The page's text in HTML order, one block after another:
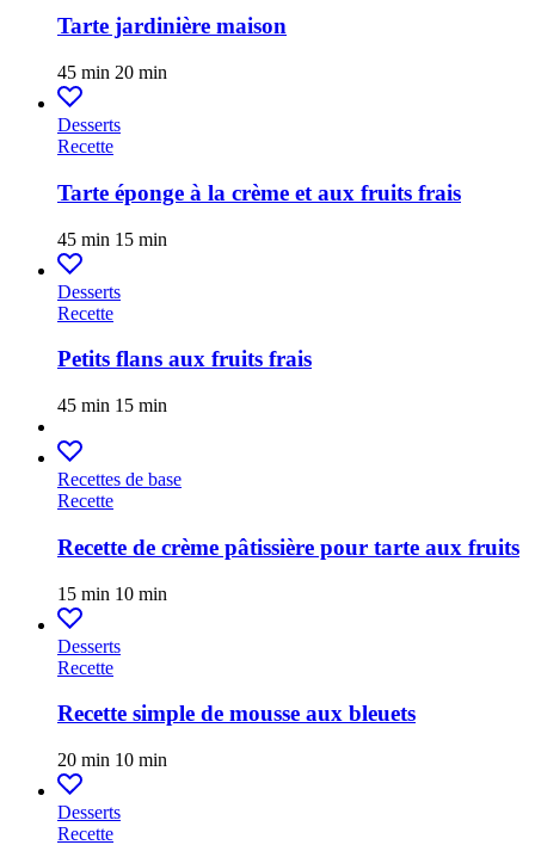
Tarte jardinière maison
45 min 20 min
Desserts
Recette
Tarte éponge à la crème et aux fruits frais
45 min 15 min
Desserts
Recette
Petits flans aux fruits frais
45 min 15 min
Recettes de base
Recette
Recette de crème pâtissière pour tarte aux fruits
15 min 10 min
Desserts
Recette
Recette simple de mousse aux bleuets
20 min 10 min
Desserts
Recette